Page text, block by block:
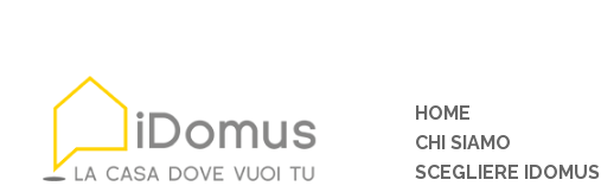
HOME
CHI SIAMO
SCEGLIERE IDOMUS